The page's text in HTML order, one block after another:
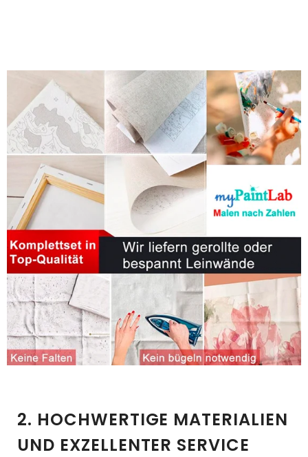
2. HOCHWERTIGE MATERIALIEN
UND EXZELLENTER SERVICE